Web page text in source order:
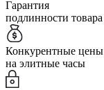
Гарантия
подлинности товара
Конкурентные цены
на элитные часы